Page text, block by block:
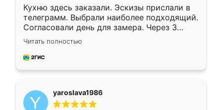
Кухню здесь заказали. Эскизы прислали в
телеграмм. Выбрали наиболее подходящий.
Согласовали день для замера. Через 3
недели кухня была уже готова. Остались
довольны работой. Спасибо Ренессанс
мебель за качественную работу!
Читать полностью
yaroslava1986